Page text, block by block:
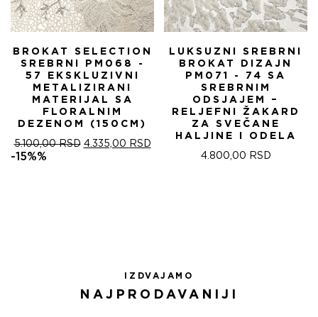
BROKAT SELECTION
SREBRNI PM068 -
57 EKSKLUZIVNI
METALIZIRANI
MATERIJAL SA
FLORALNIM
DEZENOM (150CM)
5.100,00RSD ОРИГИНАЛНА
4.335,00 RSDТРЕНУТНА
-15%%
LUKSUZNI SREBRNI
BROKAT DIZAJN
PM071 - 74 SA
SREBRNIM
ODSJAJEM –
RELJEFNI ŽAKARD
ZA SVEČANE
HALJINE I ODELA
4.800,00 RSD
IZDVAJAMO
NAJPRODAVANIJI